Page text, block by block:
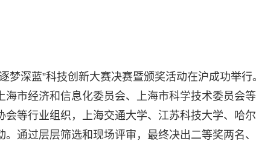
梦深蓝”科技创新大赛决赛暨颁奖活动在沪成功举行
市经济和信息化委员会、上海市科学技术委员会等
等行业组织，上海交通大学、江苏科技大学、哈
通过层层筛选和现场评审，最终决出二等奖两名